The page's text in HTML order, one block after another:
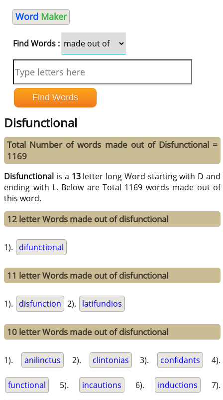
Word Maker
Find Words :
Disfunctional
Total Number of words made out of Disfunctional =
1169
Disfunctional is a 13letter long Word starting with D and
ending with L. Below are Total 1169 words made out of
this word.
12 letter Words made out of disfunctional
1). difunctional
11 letter Words made out of disfunctional
1). disfunction 2). latifundios
10 letter Words made out of disfunctional
1). anilinctus 2). clintonias 3). confidants 4).
functional 5). incautions 6). inductions 7).